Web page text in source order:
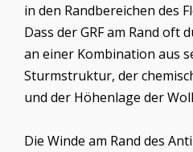
in den Randbereichen des
Dass der GRF am Rand oft
an einer Kombination aus
Sturmstruktur, der
und der Höhenlage der
Die Winde am Rand des